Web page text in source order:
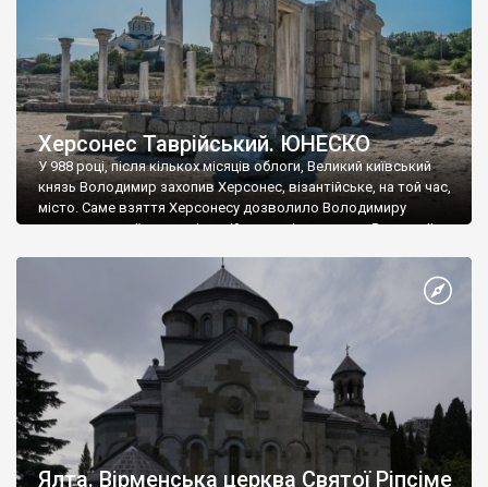
Херсонес Таврійський. ЮНЕСКО
У 988 році, після кількох місяців облоги, Великий київський
князь Володимир захопив Херсонес, візантійське, на той час,
місто. Саме взяття Херсонесу дозволило Володимиру
диктувати свої умови візантійському імператору Василю ІІ, та
Херсонесі Володимир-язичник, став Василем-християнином.
А потім було Хрещення Русі. На честь Херсонесу Таврійського
Ялта. Вірменська церква Святої Ріпсіме